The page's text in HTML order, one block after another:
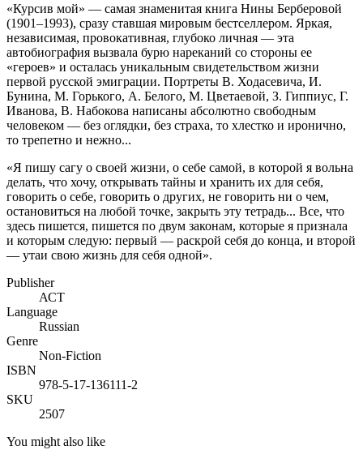
«Курсив мой» — самая знаменитая книга Нины Берберовой
(1901–1993), сразу ставшая мировым бестселлером. Яркая,
независимая, провокативная, глубоко личная — эта
автобиография вызвала бурю нареканий со стороны ее
«героев» и осталась уникальным свидетельством жизни
первой русской эмиграции. Портреты В. Ходасевича, И.
Бунина, М. Горького, А. Белого, М. Цветаевой, З. Гиппиус, Г.
Иванова, В. Набокова написаны абсолютно свободным
человеком — без оглядки, без страха, то хлестко и иронично,
то трепетно и нежно...
«Я пишу сагу о своей жизни, о себе самой, в которой я вольна
делать, что хочу, открывать тайны и хранить их для себя,
говорить о себе, говорить о других, не говорить ни о чем,
остановиться на любой точке, закрыть эту тетрадь... Все, что
здесь пишется, пишется по двум законам, которые я признала
и которым следую: первый — раскрой себя до конца, и второй
— утаи свою жизнь для себя одной».
Publisher
АСТ
Language
Russian
Genre
Non-Fiction
ISBN
978-5-17-136111-2
SKU
2507
You might also like